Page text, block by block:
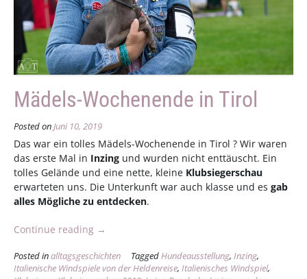
Mädels-Wochenende in Tirol
Posted onJuni 10, 2019
Das war ein tolles Mädels-Wochenende in Tirol ? Wir waren
das erste Mal in Inzing und wurden nicht enttäuscht. Ein
tolles Gelände und eine nette, kleine Klubsiegerschau
erwarteten uns. Die Unterkunft war auch klasse und es gab
alles Mögliche zu entdecken.
Continue reading „Mädels-
in
Tirol“
→
Posted inalltagsgeschichten TaggedHundeausstellung, Inzing,
Italienische Windspiele von der Heldenreise, Italienisches Windspiel,